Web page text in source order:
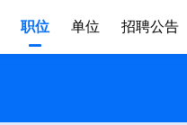
职位 单位 招聘公告